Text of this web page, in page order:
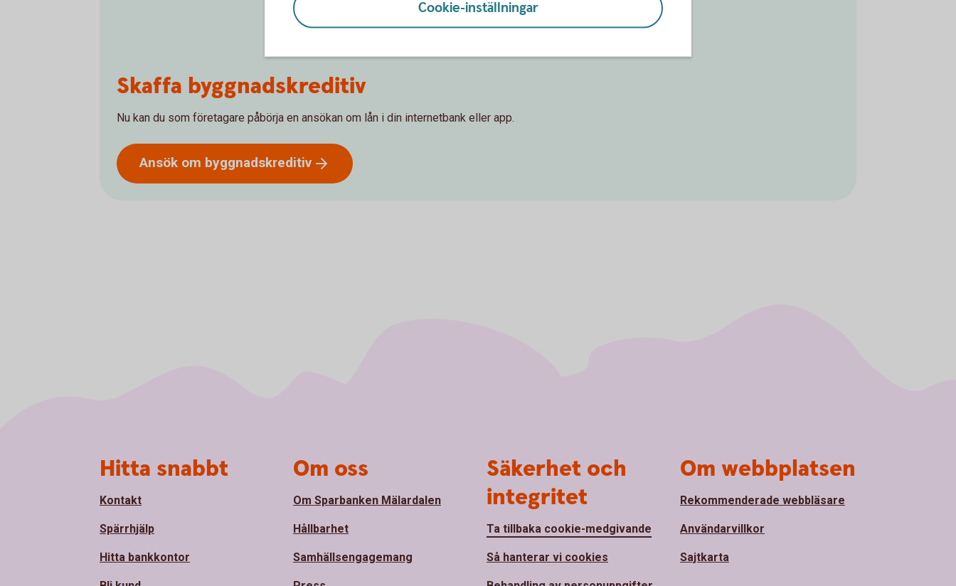
Skaffa byggnadskreditiv
Nu kan du som företagare påbörja en ansökan om lån i din internetbank eller app.
Ansök om byggnadskreditiv
Cookie-inställningar
Hitta snabbt
Kontakt
Spärrhjälp
Hitta bankkontor
Om oss
Om Sparbanken Mälardalen
Hållbarhet
Samhällsengagemang
Säkerhet och
integritet
Ta tillbaka cookie-medgivande
Så hanterar vi cookies
Om webbplatsen
Rekommenderade webbläsare
Användarvillkor
Sajtkarta